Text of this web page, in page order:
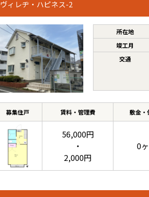
ヴィレヂ・ハピネス-2
所在地
竣工月
交通
募集住戸 賃料・管理費 敷金・
56,000円
・
2,000円
0